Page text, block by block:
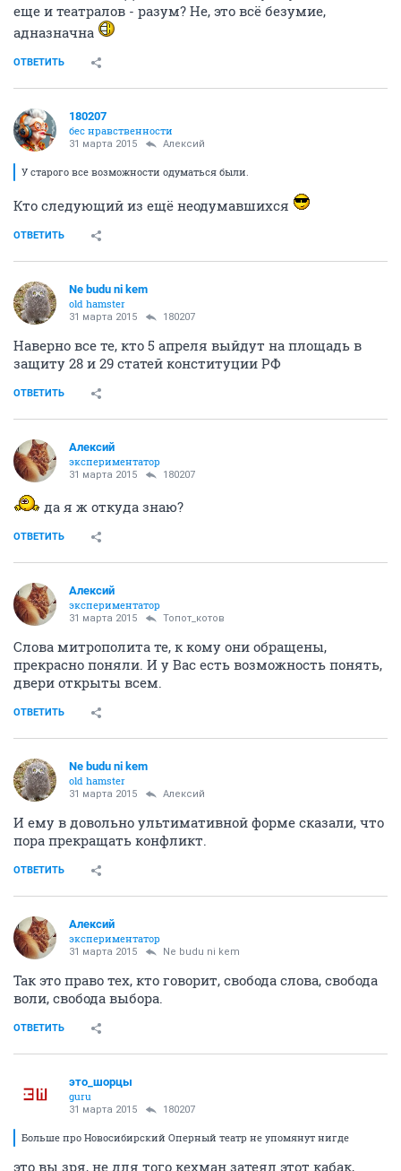
еще и театралов - разум? Не, это всё безумие,
адназначна
ОТВЕТИТЬ
180207
бес нравственности
31 марта 2015 Алексий
У старого все возможности одуматься были.
Кто следующий из ещё неодумавшихся
ОТВЕТИТЬ
Ne budu ni kem
old hamster
31 марта 2015 180207
Наверно все те, кто 5 апреля выйдут на площадь в
защиту 28 и 29 статей конституции РФ
ОТВЕТИТЬ
Алексий
экспериментатор
31 марта 2015 180207
да я ж откуда знаю?
ОТВЕТИТЬ
Алексий
экспериментатор
31 марта 2015 Топот_котов
Слова митрополита те, к кому они обращены,
прекрасно поняли. И у Вас есть возможность понять,
двери открыты всем.
ОТВЕТИТЬ
Ne budu ni kem
old hamster
31 марта 2015 Алексий
И ему в довольно ультимативной форме сказали, что
пора прекращать конфликт.
ОТВЕТИТЬ
Алексий
экспериментатор
31 марта 2015 Ne budu ni kem
Так это право тех, кто говорит, свобода слова, свобода
воли, свобода выбора.
ОТВЕТИТЬ
это_шорцы
guru
31 марта 2015 180207
Больше про Новосибирский Оперный театр не упомянут нигде
это вы зря, не для того кехман затеял этот кабак,